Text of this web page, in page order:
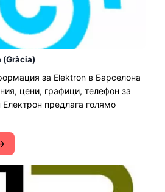
(Gràcia)
за Elektron в Барселона
цени, графици, телефон за
предлага голямо